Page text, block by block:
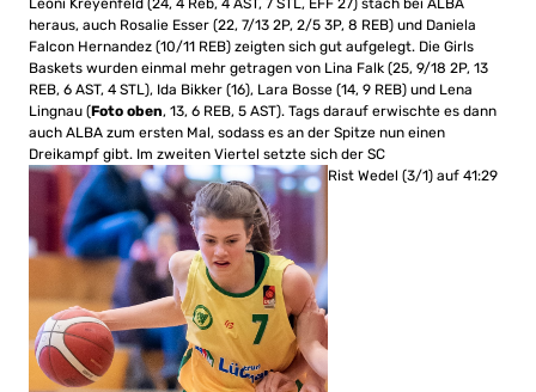
Leoni Kreyenfeld (24, 4 Reb, 4 AST, 7 STL, EFF 27) stach bei ALBA
heraus, auch Rosalie Esser (22, 7/13 2P, 2/5 3P, 8 REB) und Daniela
Falcon Hernandez (10/11 REB) zeigten sich gut aufgelegt. Die Girls
Baskets wurden einmal mehr getragen von Lina Falk (25, 9/18 2P, 13
REB, 6 AST, 4 STL), Ida Bikker (16), Lara Bosse (14, 9 REB) und Lena
Lingnau (Foto oben, 13, 6 REB, 5 AST). Tags darauf erwischte es dann
auch ALBA zum ersten Mal, sodass es an der Spitze nun einen
Dreikampf gibt. Im zweiten Viertel setzte sich der SC
Rist Wedel (3/1) auf 41:29